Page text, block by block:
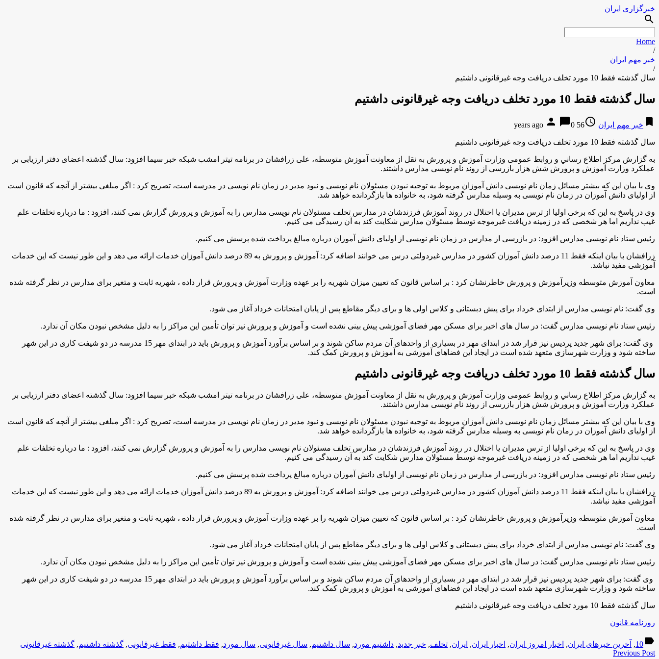
خبرگزاری ایران
search
Home
/
خبر مهم ایران
/
سال گذشته فقط 10 مورد تخلف دریافت وجه غیرقانونی داشتیم
سال گذشته فقط 10 مورد تخلف دریافت وجه غیرقانونی داشتیم
bookmark خبر مهم ایران access_time
56 years ago
person chat_bubble0
سال گذشته فقط 10 مورد تخلف دریافت وجه غیرقانونی داشتیم
به گزارش مركز اطلاع رساني و روابط عمومی وزارت آموزش و پرورش به نقل از معاونت آموزش متوسطه، علی زرافشان در برنامه تیتر امشب شبکه خبر سیما افزود: سال گذشته اعضای دفتر ارزیابی بر
عملکرد وزارت آموزش و پرورش شش هزار بازرسی از روند نام نویسی مدارس داشتند.
وی با بيان اين كه بیشتر مسائل زمان نام نویسی دانش آموزان مربوط به توجیه نبودن مسئولان نام نویسی و نبود مدیر در زمان نام نویسی در مدرسه است، تصريح كرد : اگر مبلغی بیشتر از آنچه که قانون است
از اولیای دانش آموزان در زمان نام نویسی به وسیله مدارس گرفته شود، به خانواده ها بازگردانده خواهد شد.
وی در پاسخ به این که برخی اولیا از ترس مدیران یا اختلال در روند آموزش فرزندشان در مدارس تخلف مسئولان نام نویسی مدارس را به آموزش و پرورش گزارش نمی کنند، افزود : ما درباره تخلفات علم
غیب نداریم اما هر شخصی که در زمینه دريافت غيرموجه توسط مسئولان مدارس شکایت کند به آن رسیدگی می کنیم.
رئیس ستاد نام نویسی مدارس افزود: در بازرسی از مدارس در زمان نام نویسی از اولیای دانش آموزان درباره مبالغ پرداخت شده پرسش می کنیم.
زرافشان با بیان اینکه فقط 11 درصد دانش آموزان کشور در مدارس غیردولتی درس می خوانند اضافه کرد: آموزش و پرورش به 89 درصد دانش آموزان خدمات ارائه می دهد و این طور نیست که این خدمات
آموزشی مفید نباشد.
معاون آموزش متوسطه وزيرآموزش و پرورش خاطرنشان كرد : بر اساس قانون که تعیین میزان شهریه را بر عهده وزارت آموزش و پرورش قرار داده ، شهریه ثابت و متغیر برای مدارس در نظر گرفته شده
است.
وي گفت: نام نویسی مدارس از ابتدای خرداد برای پیش دبستانی و کلاس اولی ها و برای دیگر مقاطع پس از پایان امتحانات خرداد آغاز می شود.
رئیس ستاد نام نویسی مدارس گفت: در سال های اخیر برای مسکن مهر فضای آموزشی پیش بینی نشده است و آموزش و پرورش نیز توان تأمین این مراکز را به دلیل مشخص نبودن مکان آن ندارد.
وی گفت: برای شهر جدید پردیس نیز قرار شد در ابتدای مهر در بسیاری از واحدهای آن مردم ساکن شوند و بر اساس برآورد آموزش و پرورش باید در ابتدای مهر 15 مدرسه در دو شیفت کاری در این شهر
ساخته شود و وزارت شهرسازی متعهد شده است در ایجاد این فضاهای آموزشی به آموزش و پرورش کمک کند.
سال گذشته فقط 10 مورد تخلف دریافت وجه غیرقانونی داشتیم
به گزارش مركز اطلاع رساني و روابط عمومی وزارت آموزش و پرورش به نقل از معاونت آموزش متوسطه، علی زرافشان در برنامه تیتر امشب شبکه خبر سیما افزود: سال گذشته اعضای دفتر ارزیابی بر
عملکرد وزارت آموزش و پرورش شش هزار بازرسی از روند نام نویسی مدارس داشتند.
وی با بيان اين كه بیشتر مسائل زمان نام نویسی دانش آموزان مربوط به توجیه نبودن مسئولان نام نویسی و نبود مدیر در زمان نام نویسی در مدرسه است، تصريح كرد : اگر مبلغی بیشتر از آنچه که قانون است
از اولیای دانش آموزان در زمان نام نویسی به وسیله مدارس گرفته شود، به خانواده ها بازگردانده خواهد شد.
وی در پاسخ به این که برخی اولیا از ترس مدیران یا اختلال در روند آموزش فرزندشان در مدارس تخلف مسئولان نام نویسی مدارس را به آموزش و پرورش گزارش نمی کنند، افزود : ما درباره تخلفات علم
غیب نداریم اما هر شخصی که در زمینه دريافت غيرموجه توسط مسئولان مدارس شکایت کند به آن رسیدگی می کنیم.
رئیس ستاد نام نویسی مدارس افزود: در بازرسی از مدارس در زمان نام نویسی از اولیای دانش آموزان درباره مبالغ پرداخت شده پرسش می کنیم.
زرافشان با بیان اینکه فقط 11 درصد دانش آموزان کشور در مدارس غیردولتی درس می خوانند اضافه کرد: آموزش و پرورش به 89 درصد دانش آموزان خدمات ارائه می دهد و این طور نیست که این خدمات
آموزشی مفید نباشد.
معاون آموزش متوسطه وزيرآموزش و پرورش خاطرنشان كرد : بر اساس قانون که تعیین میزان شهریه را بر عهده وزارت آموزش و پرورش قرار داده ، شهریه ثابت و متغیر برای مدارس در نظر گرفته شده
است.
وي گفت: نام نویسی مدارس از ابتدای خرداد برای پیش دبستانی و کلاس اولی ها و برای دیگر مقاطع پس از پایان امتحانات خرداد آغاز می شود.
رئیس ستاد نام نویسی مدارس گفت: در سال های اخیر برای مسکن مهر فضای آموزشی پیش بینی نشده است و آموزش و پرورش نیز توان تأمین این مراکز را به دلیل مشخص نبودن مکان آن ندارد.
وی گفت: برای شهر جدید پردیس نیز قرار شد در ابتدای مهر در بسیاری از واحدهای آن مردم ساکن شوند و بر اساس برآورد آموزش و پرورش باید در ابتدای مهر 15 مدرسه در دو شیفت کاری در این شهر
ساخته شود و وزارت شهرسازی متعهد شده است در ایجاد این فضاهای آموزشی به آموزش و پرورش کمک کند.
سال گذشته فقط 10 مورد تخلف دریافت وجه غیرقانونی داشتیم
روزنامه قانون
label
10
, آخرین خبرهای ایران, اخبار امروز ایران, اخبار ایران, ایران, تخلف, خبر جدید, داشتیم مورد, سال داشتیم, سال غیرقانونی, سال مورد, فقط داشتیم, فقط غیرقانونی, گذشته داشتیم, گذشته غیرقانونی
Previous Post